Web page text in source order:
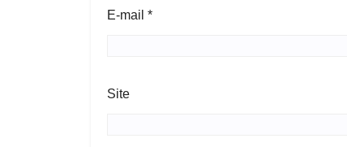
E-mail *
Site